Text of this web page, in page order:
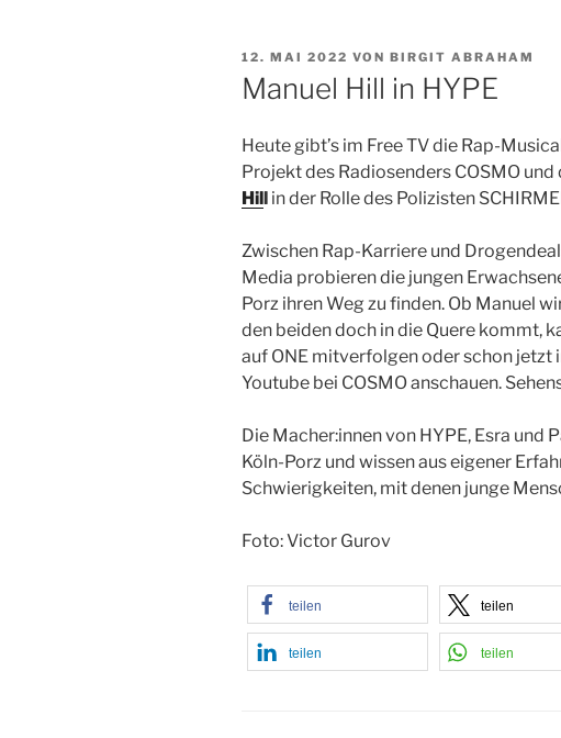
VERÖFFENTLICHT
12. MAI 2022 VON BIRGIT ABRAHAM
Manuel Hill in HYPE
Heute gibt’s im Free TV die Rap-
Projekt des Radiosenders COSMO
Hill in der Rolle des Polizisten
Zwischen Rap-Karriere und
Media probieren die jungen
Porz ihren Weg zu finden. Ob Manuel
den beiden doch in die Quere kommt,
auf ONE mitverfolgen oder schon jetzt
Youtube bei COSMO anschauen.
Die Macher:innen von HYPE, Esra und
Köln-Porz und wissen aus eigener
Schwierigkeiten, mit denen junge
Foto: Victor Gurov
teilen teilen
teilen teilen